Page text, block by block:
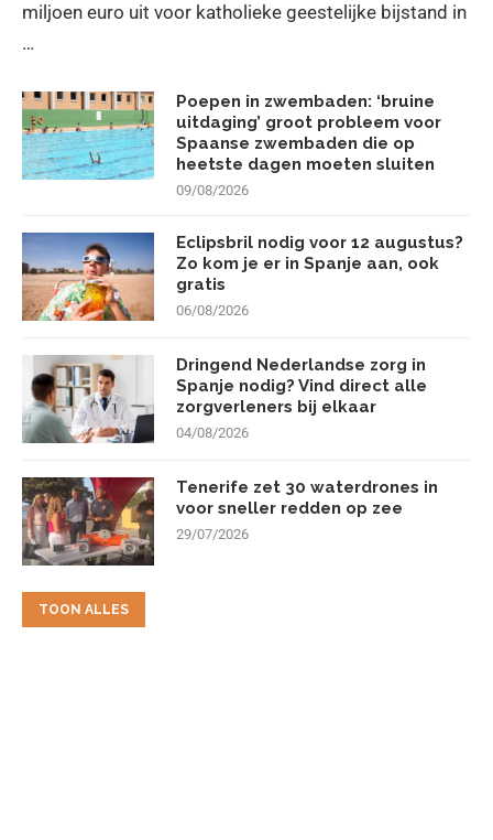
miljoen euro uit voor katholieke geestelijke bijstand in
…
Poepen in zwembaden: ‘bruine
uitdaging’ groot probleem voor
Spaanse zwembaden die op
heetste dagen moeten sluiten
09/08/2026
Eclipsbril nodig voor 12 augustus?
Zo kom je er in Spanje aan, ook
gratis
06/08/2026
Dringend Nederlandse zorg in
Spanje nodig? Vind direct alle
zorgverleners bij elkaar
04/08/2026
Tenerife zet 30 waterdrones in
voor sneller redden op zee
29/07/2026
TOON ALLES